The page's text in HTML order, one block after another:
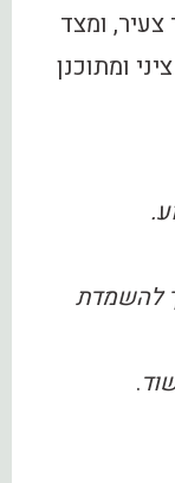
ומצד
ומתוכנן
להשמדת
.